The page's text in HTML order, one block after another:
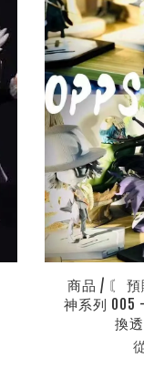
商品 / 〘 預
神系列 005
換